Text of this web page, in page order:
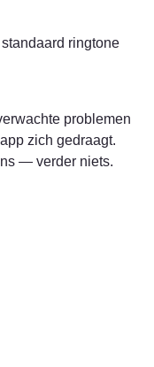
ringtone
problemen
zich gedraagt.
— verder niets.